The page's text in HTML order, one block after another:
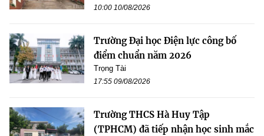
10:00 10/08/2026
Trường Đại học Điện lực công bố
điểm chuẩn năm 2026
Trọng Tài
17:55 09/08/2026
Trường THCS Hà Huy Tập
(TPHCM) đã tiếp nhận học sinh mắc